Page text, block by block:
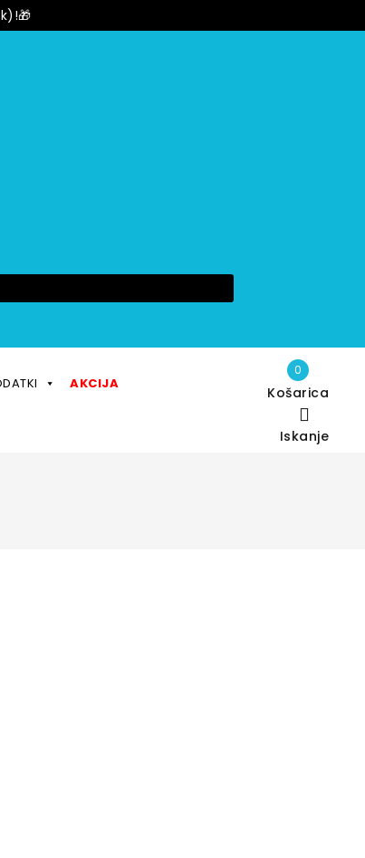
AKCIJA
0
Košarica
Iskanje